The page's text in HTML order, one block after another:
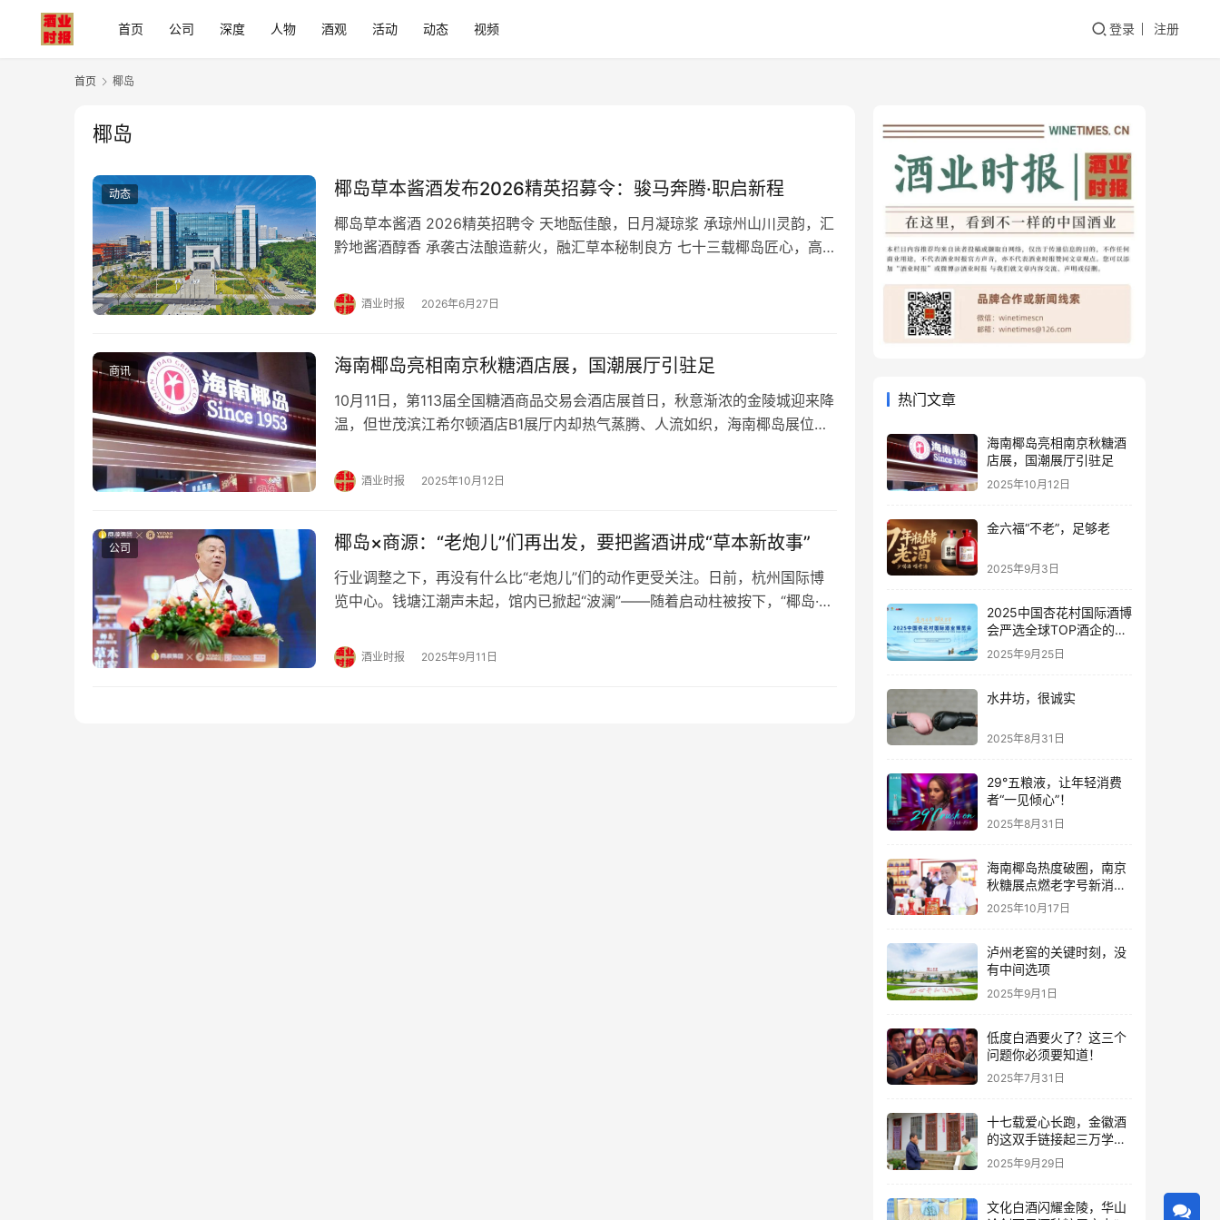
首页 公司 深度 人物 酒观 活动 动态 视频 登录 注册
首页 椰岛
椰岛
动态 椰岛草本酱酒发布2026精英招募令：骏马奔腾·职启新程
椰岛草本酱酒 2026精英招聘令 天地酝佳酿，日月凝琼浆 承琼州山川灵韵，汇
黔地酱酒醇香 承袭古法酿造薪火，融汇草本秘制良方 七十三载椰岛匠心，高扬
画酱酒发展新章 山河入酒韵绵长，醇香千里映九州 骏马奔腾凌云志，宏图逐梦
赴千秋 今朝盛幕新启，宏图静待贤才 纳贤不问来路，唯凭德才赴山海 育…
酒业时报 2026年6月27日
商讯 海南椰岛亮相南京秋糖酒店展，国潮展厅引驻足
10月11日，第113届全国糖酒商品交易会酒店展首日，秋意渐浓的金陵城迎来降
温，但世茂滨江希尔顿酒店B1展厅内却热气蒸腾、人流如织，海南椰岛展位里
辉，72年的品牌年轮与现代展厅设计碰撞出独特气场，往来经销商与媒体人络
绎不绝。 一场关于“老字号如何用新语言对话大健康消费”的实践…
酒业时报 2025年10月12日
公司 椰岛×商源：“老炮儿”们再出发，要把酱酒讲成“草本新故事”
行业调整之下，再没有什么比“老炮儿”们的动作更受关注。日前，杭州国际博
览中心。钱塘江潮声未起，馆内已掀起“波澜”——随着启动柱被按下，“椰岛·草
双向奔赴，也是酱酒赛道首次以“草本+全价位矩阵”高调切入健康消费浪潮。行
业调整期里，几位“老男人”的新动作，给酱酒讲了一个新故事。 “老炮儿”出新…
酒业时报 2025年9月11日
热门文章
海南椰岛亮相南京秋糖酒
店展，国潮展厅引驻足
2025年10月12日
金六福“不老”，足够老
2025年9月3日
2025中国杏花村国际酒博
会严选全球TOP酒企的底
气何在？
2025年9月25日
水井坊，很诚实
2025年8月31日
29°五粮液，让年轻消费
者“一见倾心”！
2025年8月31日
海南椰岛热度破圈，南京
秋糖展点燃老字号新消费
热潮
2025年10月17日
泸州老窖的关键时刻，没
有中间选项
2025年9月1日
低度白酒要火了？这三个
问题你必须要知道！
2025年7月31日
十七载爱心长跑，金徽酒
的这双手链接起三万学子
的人生路
2025年9月29日
文化白酒闪耀金陵，华山